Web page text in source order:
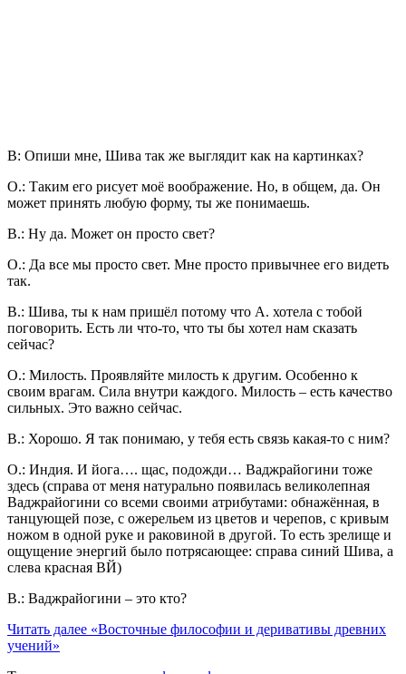
В: Опиши мне, Шива так же выглядит как на картинках?
О.: Таким его рисует моё воображение. Но, в общем, да. Он
может принять любую форму, ты же понимаешь.
В.: Ну да. Может он просто свет?
О.: Да все мы просто свет. Мне просто привычнее его видеть
так.
В.: Шива, ты к нам пришёл потому что А. хотела с тобой
поговорить. Есть ли что-то, что ты бы хотел нам сказать
сейчас?
О.: Милость. Проявляйте милость к другим. Особенно к
своим врагам. Сила внутри каждого. Милость – есть качество
сильных. Это важно сейчас.
В.: Хорошо. Я так понимаю, у тебя есть связь какая-то с ним?
О.: Индия. И йога…. щас, подожди… Ваджрайогини тоже
здесь (справа от меня натурально появилась великолепная
Ваджрайогини со всеми своими атрибутами: обнажённая, в
танцующей позе, с ожерельем из цветов и черепов, с кривым
ножом в одной руке и раковиной в другой. То есть зрелище и
ощущение энергий было потрясающее: справа синий Шива, а
слева красная ВЙ)
В.: Ваджрайогини – это кто?
Читать далее «Восточные философии и деривативы древних
учений»